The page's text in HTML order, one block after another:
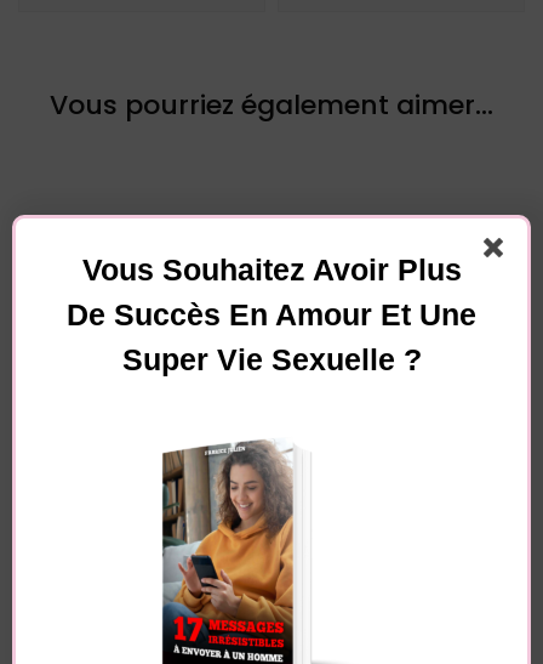
Vous pourriez également aimer...
Laisser un commentaire
Vous Souhaitez Avoir Plus
De Succès En Amour Et Une
Super Vie Sexuelle ?